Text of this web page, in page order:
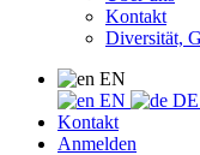
Kontakt
Diversität,
EN
EN
DE
Kontakt
Anmelden